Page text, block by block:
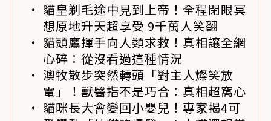
貓皇剃毛途中見到上帝！全程閉眼冥
想原地升天超享受 9千萬人笑翻
貓頭鷹揮手向人類求救！真相讓全網
心碎：從沒看過這種情況
澳牧散步突然轉頭「對主人燦笑放
電」！獸醫指不是巧合：真相超窩心
貓咪長大會變回小嬰兒！專家揭4可